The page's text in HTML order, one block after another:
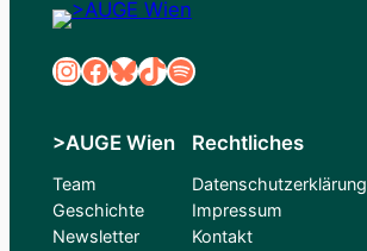
InstagramFacebook Bluesky TikTok Spotify
>AUGE Wien
Team
Geschichte
Newsletter
Rechtliches
Datenschutzerklärung
Impressum
Kontakt